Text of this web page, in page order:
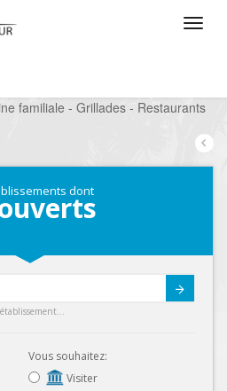
familiale - Grillades - Restaurants
dont
Vous souhaitez:
Visiter